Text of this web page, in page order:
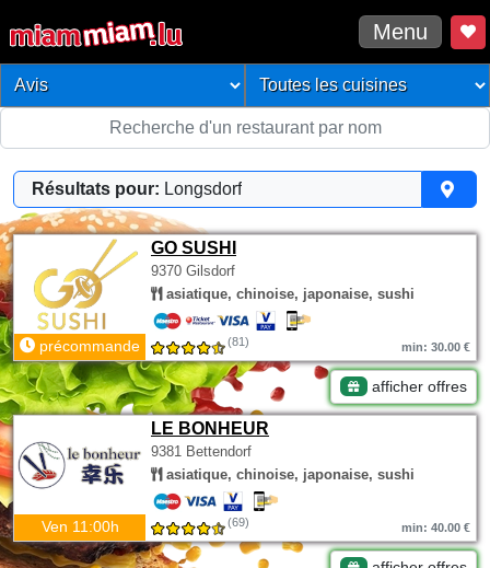
Menu
Résultats pour: Longsdorf
GO SUSHI
9370 Gilsdorf
asiatique, chinoise, japonaise, sushi
précommande (81) min: 30.00 €
afficher offres
LE BONHEUR
9381 Bettendorf
asiatique, chinoise, japonaise, sushi
Ven 11:00h (69) min: 40.00 €